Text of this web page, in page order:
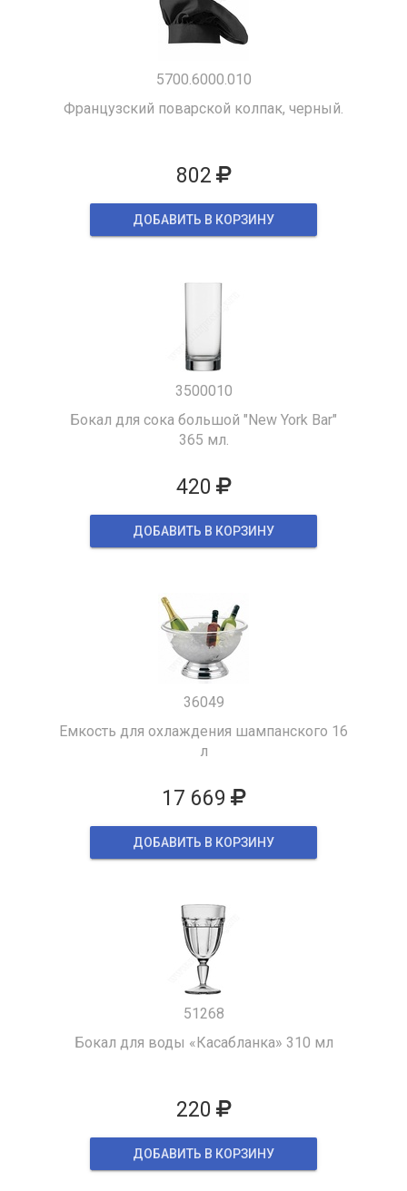
5700.6000.010
Французский поварской колпак, черный.
802
ДОБАВИТЬ В КОРЗИНУ
3500010
Бокал для сока большой "New York Bar"
365 мл.
420
ДОБАВИТЬ В КОРЗИНУ
36049
Емкость для охлаждения шампанского 16
л
17 669
ДОБАВИТЬ В КОРЗИНУ
51268
Бокал для воды «Касабланка» 310 мл
220
ДОБАВИТЬ В КОРЗИНУ